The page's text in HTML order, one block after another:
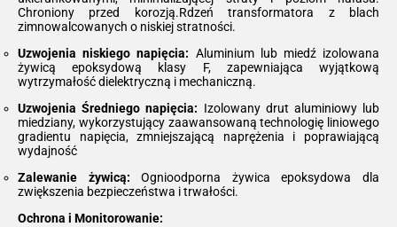
Chroniony przed korozją.Rdzeń transformatora z blach
zimnowalcowanych o niskiej stratności.
Uzwojenia niskiego napięcia: Aluminium lub miedź izolowana
żywicą epoksydową klasy F, zapewniająca wyjątkową
wytrzymałość dielektryczną i mechaniczną.
Uzwojenia Średniego napięcia: Izolowany drut aluminiowy lub
miedziany, wykorzystujący zaawansowaną technologię liniowego
gradientu napięcia, zmniejszającą naprężenia i poprawiającą
wydajność
Zalewanie żywicą: Ognioodporna żywica epoksydowa dla
zwiększenia bezpieczeństwa i trwałości.
Ochrona i Monitorowanie: